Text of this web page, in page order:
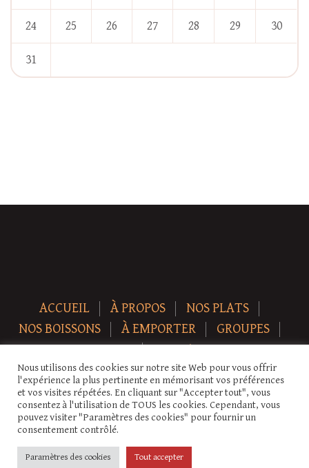
24 25 26 27 28 29 30
31
ACCUEIL À PROPOS
NOS PLATS
NOS BOISSONS
À EMPORTER
GROUPES
NEWS
CONTACT
Copyright © 2026 Auberge-ecurie. Tous droits réservés.
Nous utilisons des cookies sur notre site Web pour vous offrir
l'expérience la plus pertinente en mémorisant vos préférences
et vos visites répétées. En cliquant sur "Accepter tout", vous
consentez à l'utilisation de TOUS les cookies. Cependant, vous
pouvez visiter "Paramètres des cookies" pour fournir un
consentement contrôlé.
Paramètres des cookies Tout accepter